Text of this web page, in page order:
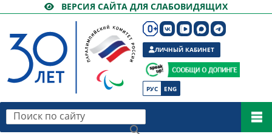
ВЕРСИЯ САЙТА ДЛЯ СЛАБОВИДЯЩИХ
РУС ENG
ЛИЧНЫЙ КАБИНЕТ
Поиск по сайту